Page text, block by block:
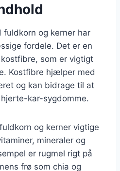
fuldkorn og kerner har
fordele. Det er en
som er vigtigt
Kostfibre hjælper med
og kan bidrage til at
kar-sygdomme.
og kerner vigtige
mineraler og
er rugmel rigt på
frø som chia og